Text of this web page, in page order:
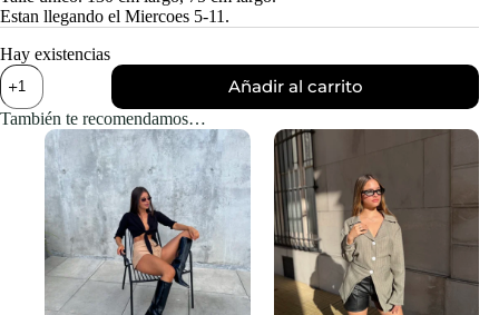
original
$ 1.990.
actual
$ 699.
Estan llegando el Miercoes 5-11.
Hay existencias
Blazer
Roble
Blanco
cantidad
Añadir al carrito
También te recomendamos…